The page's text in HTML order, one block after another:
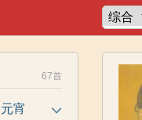
67首
元宵